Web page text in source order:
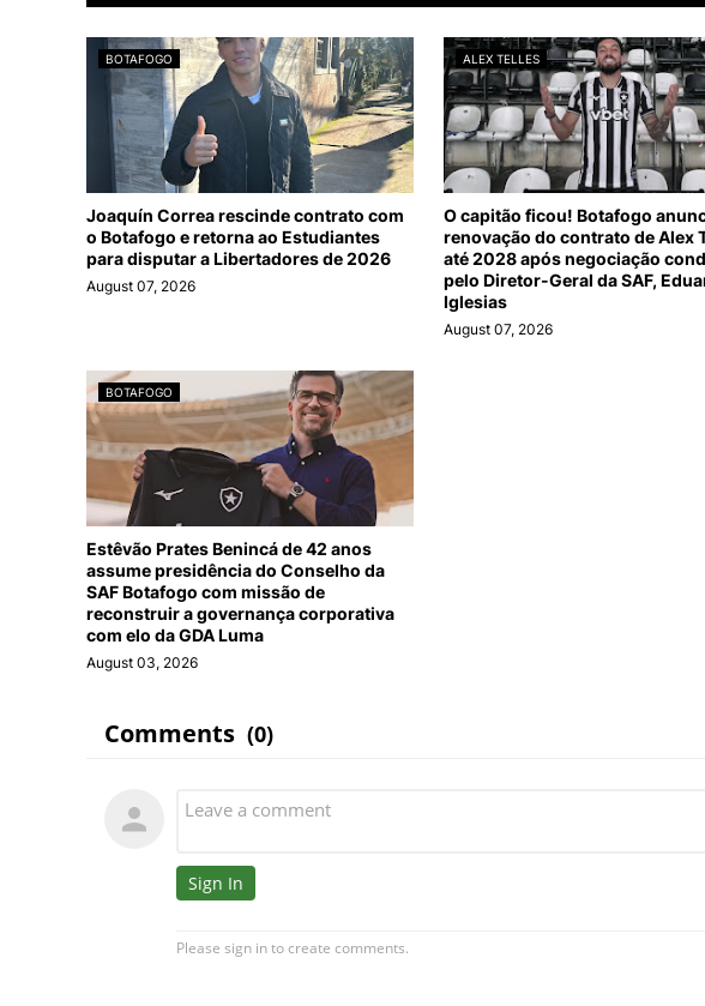
BOTAFOGO
Joaquín Correa rescinde contrato com
o Botafogo e retorna ao Estudiantes
para disputar a Libertadores de 2026
August 07, 2026
ALEX TELLES
O capitão ficou! Botafogo
renovação do contrato de Alex
até 2028 após negociação
pelo Diretor-Geral da SAF,
Iglesias
August 07, 2026
BOTAFOGO
Estêvão Prates Benincá de 42 anos
assume presidência do Conselho da
SAF Botafogo com missão de
reconstruir a governança corporativa
com elo da GDA Luma
August 03, 2026